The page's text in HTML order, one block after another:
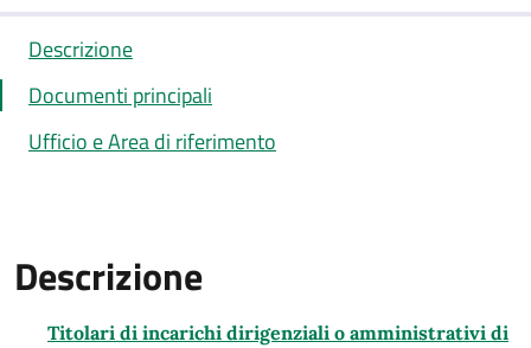
Descrizione
Documenti principali
Ufficio e Area di riferimento
Descrizione
Descrizione
Titolari di incarichi dirigenziali o amministrativi di